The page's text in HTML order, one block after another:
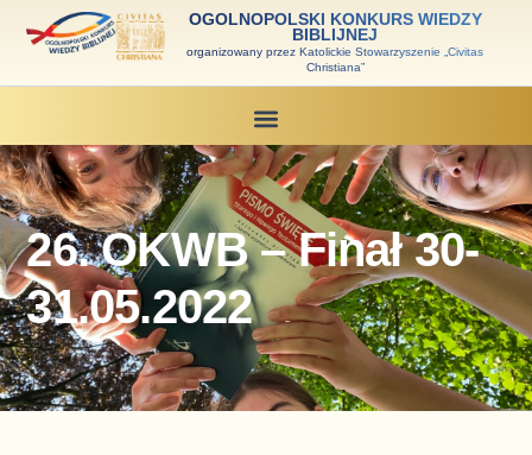
OGÓLNOPOLSKI KONKURS WIEDZY
BIBLIJNEJ
organizowany przez Katolickie Stowarzyszenie „Civitas
Christiana”
26. OKWB – Finał 30-
31.05.2022